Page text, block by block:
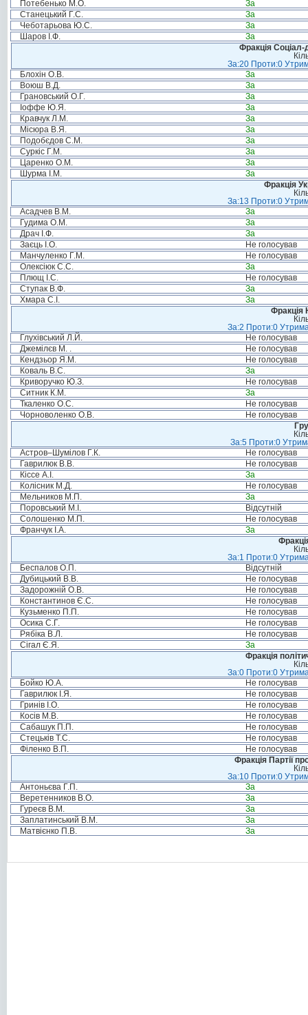
Потебенько М.О.
За
Станецький Г.С.
За
Чеботарьова Ю.С.
За
Шаров І.Ф.
За
Фракція Соціал-
За:20 Проти:0
Блохін О.В.
За
Воюш В.Д.
За
Грановський О.Г.
За
Іоффе Ю.Я.
За
Кравчук Л.М.
За
Місюра В.Я.
За
Подобєдов С.М.
За
Суркіс Г.М.
За
Царенко О.М.
За
Шурма І.М.
За
Фракція
За:13 Проти:0
Асадчев В.М.
За
Гудима О.М.
За
Драч І.Ф.
За
Заєць І.О.
Не голосував
Манчуленко Г.М.
Не голосував
Олексіюк С.С.
За
Плющ І.С.
Не голосував
Ступак В.Ф.
За
Хмара С.І.
За
Фракція
За:2 Проти:0
Глухівський Л.Й.
Не голосував
Джемілєв М. .
Не голосував
Кендзьор Я.М.
Не голосував
Коваль В.С.
За
Криворучко Ю.З.
Не голосував
Ситник К.М.
За
Ткаленко О.С.
Не голосував
Чорноволенко О.В.
Не голосував
За:5 Проти:0
Астров–Шумілов Г.К.
Не голосував
Гаврилюк В.В.
Не голосував
Кіссе А.І.
За
Колісник М.Д.
Не голосував
Мельников М.П.
За
Поровський М.І.
Відсутній
Солошенко М.П.
Не голосував
Франчук І.А.
За
За:1 Проти:0
Беспалов О.П.
Відсутній
Дубицький В.В.
Не голосував
Задорожній О.В.
Не голосував
Константинов Є.С.
Не голосував
Кузьменко П.П.
Не голосував
Осика С.Г.
Не голосував
Рябіка В.Л.
Не голосував
Сігал Є.Я.
За
Фракція
За:0 Проти:0
Бойко Ю.А.
Не голосував
Гаврилюк І.Я.
Не голосував
Гринів І.О.
Не голосував
Косів М.В.
Не голосував
Сабашук П.П.
Не голосував
Стецьків Т.С.
Не голосував
Філенко В.П.
Не голосував
Фракція Партії
За:10 Проти:0
Антоньєва Г.П.
За
Веретенников В.О.
За
Гуреєв В.М.
За
Заплатинський В.М.
За
Матвієнко П.В.
За